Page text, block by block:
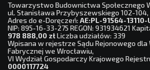
Towarzystwo Budownictwa Społecznego
ul. Stanisława Przybyszewskiego 102-104,
Adres do e-Doręczeń: AE:PL-91564-
NIP: 895-16-33-275 REGON: 931934621
978 888,00 złLiczba udziałów: 339
Wpisana w rejestrze Sądu Rejonowego dla
Fabrycznej we Wrocławiu,
VI Wydział Gospodarczy Krajowego
0000117724